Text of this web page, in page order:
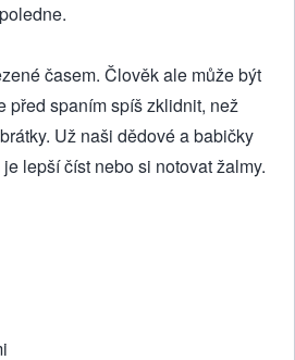
časem. Člověk ale může být
před spaním spíš zklidnit, než
Už naši dědové a babičky
lepší číst nebo si notovat žalmy.